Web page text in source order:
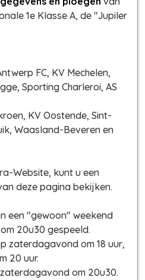
1e Klasse A, de "Jupiler
FC, KV Mechelen,
Sporting Charleroi, AS
KV Oostende, Sint-
Waasland-Beveren en
Website, kunt u een
deze pagina bekijken.
een "gewoon" weekend
20u30 gespeeld.
zaterdagavond om 18 uur,
20 uur.
om 20u30.